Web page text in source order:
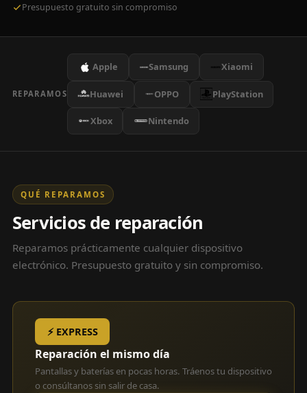
Presupuesto gratuito sin compromiso
REPARAMOS
Apple Samsung Xiaomi
Huawei OPPO PlayStation
Xbox Nintendo
QUÉ REPARAMOS
Servicios de reparación
Reparamos prácticamente cualquier dispositivo
electrónico. Presupuesto gratuito y sin compromiso.
⚡ EXPRESS
Reparación el mismo día
Pantallas y baterías en pocas horas. Tráenos tu dispositivo
o consúltanos sin salir de casa.